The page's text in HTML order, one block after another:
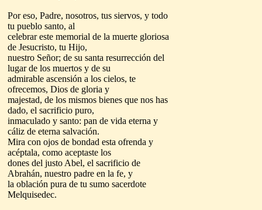
Por eso, Padre, nosotros, tus siervos, y todo
tu pueblo santo, al
celebrar este memorial de la muerte gloriosa
de Jesucristo, tu Hijo,
nuestro Señor; de su santa resurrección del
lugar de los muertos y de su
admirable ascensión a los cielos, te
ofrecemos, Dios de gloria y
majestad, de los mismos bienes que nos has
dado, el sacrificio puro,
inmaculado y santo: pan de vida eterna y
cáliz de eterna salvación.
Mira con ojos de bondad esta ofrenda y
acéptala, como aceptaste los
dones del justo Abel, el sacrificio de
Abrahán, nuestro padre en la fe, y
la oblación pura de tu sumo sacerdote
Melquisedec.